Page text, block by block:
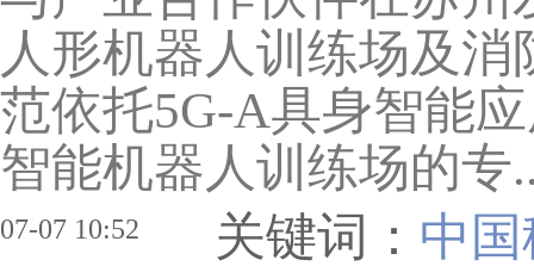
人形机器人训练场及
范依托5G-A具身智能
智能机器人训练场的专
07-07 10:52 关键词： 中